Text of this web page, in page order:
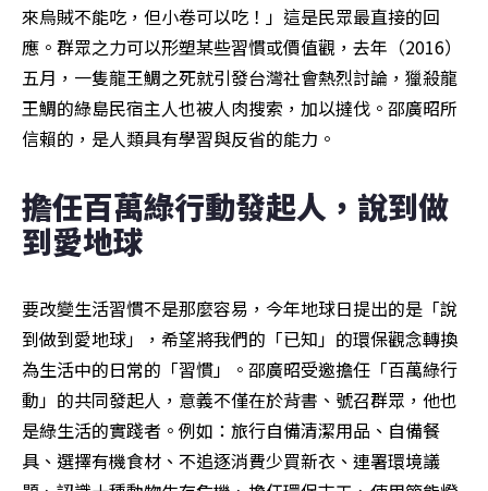
來烏賊不能吃，但小卷可以吃！」這是民眾最直接的回
應。群眾之力可以形塑某些習慣或價值觀，去年（2016）
五月，一隻龍王鯛之死就引發台灣社會熱烈討論，獵殺龍
王鯛的綠島民宿主人也被人肉搜索，加以撻伐。邵廣昭所
信賴的，是人類具有學習與反省的能力。
擔任百萬綠行動發起人，說到做
到愛地球
要改變生活習慣不是那麼容易，今年地球日提出的是「說
到做到愛地球」，希望將我們的「已知」的環保觀念轉換
為生活中的日常的「習慣」。邵廣昭受邀擔任「百萬綠行
動」的共同發起人，意義不僅在於背書、號召群眾，他也
是綠生活的實踐者。例如：旅行自備清潔用品、自備餐
具、選擇有機食材、不追逐消費少買新衣、連署環境議